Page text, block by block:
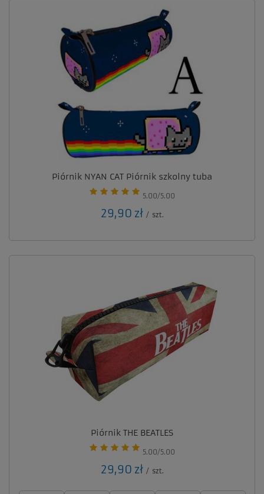
Piórnik NYAN CAT Piórnik szkolny tuba
5.00/5.00
29,90 zł / szt.
Piórnik THE BEATLES
5.00/5.00
29,90 zł / szt.